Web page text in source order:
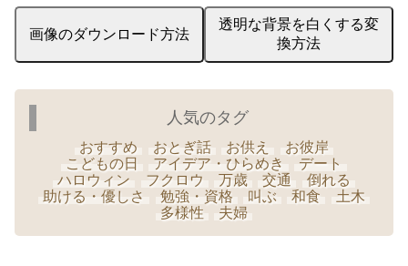
画像のダウンロード方法
透明な背景を白くする変
換方法
人気のタグ
おすすめ おとぎ話 お供え
お彼岸
こどもの日
アイデア・ひらめき
デート
ハロウィン
フクロウ 万歳 交通
倒れる
助ける・優しさ
勉強・資格 叫ぶ 和食
土木
多様性
夫婦